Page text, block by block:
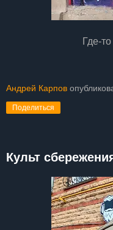
Где-
Андрей Карпов
Поделиться
Культ